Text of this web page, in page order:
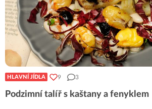
HLAVNÍ JÍDLA 9 3
Podzimní talíř s kaštany a fenyklem